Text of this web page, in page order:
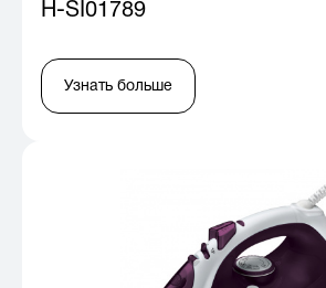
H-SI01789
Узнать больше